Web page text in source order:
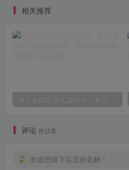
相关推荐
淘宝金牌运营实战特训：从选品推广落地爆款打造，店铺运营全链路拆解
评论 抢沙发
欢迎您留下宝贵的见解！